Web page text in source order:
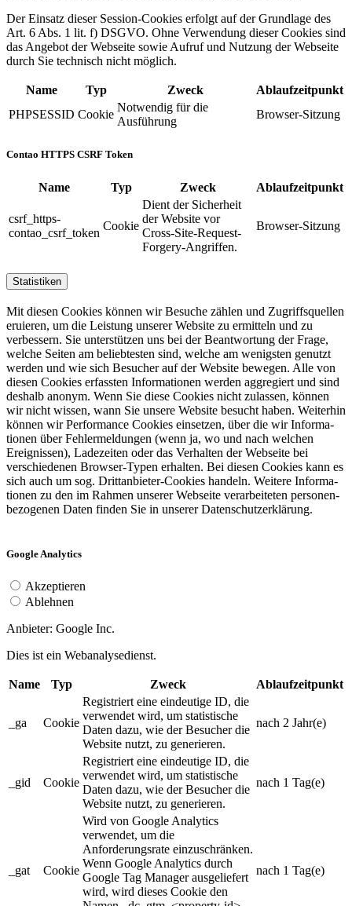
Der Einsatz dieser Session-Cookies erfolgt auf der Grundlage des
Art. 6 Abs. 1 lit. f) DSGVO. Ohne Verwendung dieser Cookies sind
das Angebot der Webseite sowie Aufruf und Nutzung der Webseite
durch Sie technisch nicht möglich.
Name Typ Zweck
Ablaufzeitpunkt
PHPSESSID Cookie
Notwendig für die
Ausführung
Browser-Sitzung
Contao HTTPS CSRF Token
Name Typ Zweck Ablaufzeitpunkt
csrf_https-
contao_csrf_token
Cookie
Dient der Sicherheit
der Website vor
Cross-Site-Request-
Forgery-Angriffen.
Browser-Sitzung
Statistiken
Mit diesen Cookies können wir Besuche zählen und Zugriffs­quellen
eruieren, um die Leistung unserer Website zu ermitteln und zu
verbessern. Sie unterstützen uns bei der Beantwortung der Frage,
welche Seiten am belieb­testen sind, welche am wenigsten genutzt
werden und wie sich Besucher auf der Website bewegen. Alle von
diesen Cookies erfassten Informa­tionen werden aggregiert und sind
deshalb anonym. Wenn Sie diese Cookies nicht zulassen, können
wir nicht wissen, wann Sie unsere Website besucht haben. Weiterhin
können wir Performance Cookies einsetzen, über die wir Informa­
tionen über Fehler­mel­dungen (wenn ja, wo und nach welchen
Ereignissen), Ladezeiten oder das Verhalten der Webseite bei
verschiedenen Browser-Typen erhalten. Bei diesen Cookies kann es
sich auch um sog. Drittan­bieter-Cookies handeln. Weitere Informa­
tionen zu den im Rahmen unserer Webseite verarbeiteten personen­
be­zogenen Daten finden Sie in unserer Datenschutz­er­klärung.
Google Analytics
Akzeptieren
Ablehnen
Anbieter: Google Inc.
Dies ist ein Webana­ly­se­dienst.
Name Typ Zweck Ablaufzeitpunkt
_ga Cookie
Registriert eine eindeutige ID, die
verwendet wird, um statistische
Daten dazu, wie der Besucher die
Website nutzt, zu generieren.
nach 2 Jahr(e)
_gid Cookie
Registriert eine eindeutige ID, die
verwendet wird, um statistische
Daten dazu, wie der Besucher die
Website nutzt, zu generieren.
nach 1 Tag(e)
_gat Cookie
Wird von Google Analytics
verwendet, um die
Anforderungsrate einzuschränken.
Wenn Google Analytics durch
Google Tag Manager ausgeliefert
wird, wird dieses Cookie den
nach 1 Tag(e)